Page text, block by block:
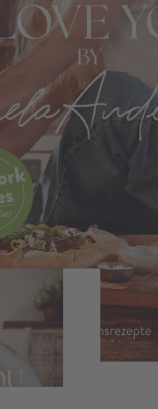
Avoort